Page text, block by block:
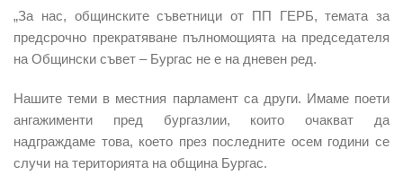
„За нас, общинските съветници от ПП ГЕРБ, темата за
предсрочно прекратяване пълномощията на председателя
на Общински съвет – Бургас не е на дневен ред.
Нашите теми в местния парламент са други. Имаме поети
ангажименти пред бургазлии, които очакват да
надграждаме това, което през последните осем години се
случи на територията на община Бургас.